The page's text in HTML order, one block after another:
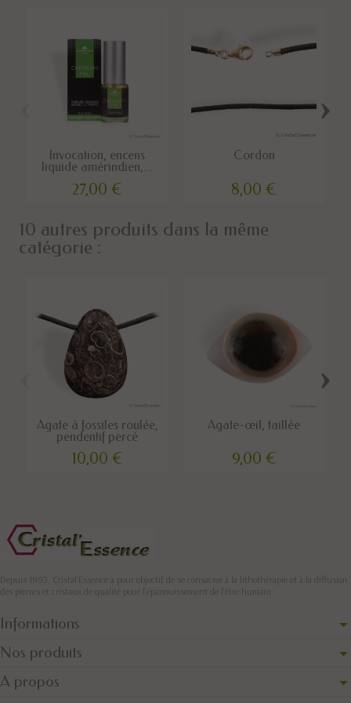
Invocation, encens
liquide amérindien,...
27,00 €
Cordon
8,00 €
›
10 autres produits dans la même
catégorie :
Agate à fossiles roulée,
pendentif percé
10,00 €
Agate-œil, taillée
9,00 €
›
Depuis 1993, Cristal'Essence a pour objectif de se consacrer à la lithothérapie et à la diffusion
des pierres et cristaux de qualité pour l’épanouissement de l’être humain.
Informations
Nos produits
A propos